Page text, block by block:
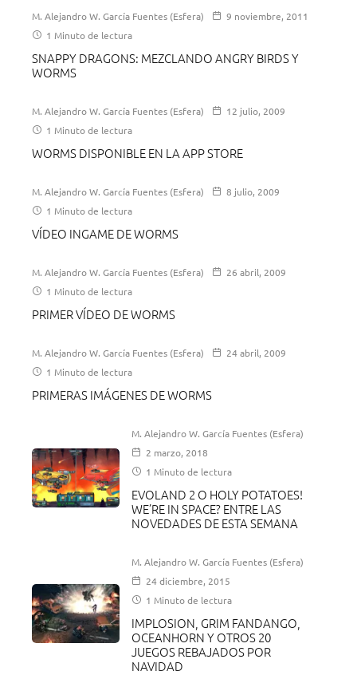
M. Alejandro W. García Fuentes (Esfera)
9 noviembre, 2011
1 Minuto de lectura
SNAPPY DRAGONS: MEZCLANDO ANGRY BIRDS Y
WORMS
M. Alejandro W. García Fuentes (Esfera)
12 julio, 2009
1 Minuto de lectura
WORMS DISPONIBLE EN LA APP STORE
M. Alejandro W. García Fuentes (Esfera)
8 julio, 2009
1 Minuto de lectura
VÍDEO INGAME DE WORMS
M. Alejandro W. García Fuentes (Esfera)
26 abril, 2009
1 Minuto de lectura
PRIMER VÍDEO DE WORMS
M. Alejandro W. García Fuentes (Esfera)
24 abril, 2009
1 Minuto de lectura
PRIMERAS IMÁGENES DE WORMS
M. Alejandro W. García Fuentes (Esfera)
2 marzo, 2018
1 Minuto de lectura
EVOLAND 2 O HOLY POTATOES!
WE’RE IN SPACE? ENTRE LAS
NOVEDADES DE ESTA SEMANA
M. Alejandro W. García Fuentes (Esfera)
24 diciembre, 2015
1 Minuto de lectura
IMPLOSION, GRIM FANDANGO,
OCEANHORN Y OTROS 20
JUEGOS REBAJADOS POR
NAVIDAD